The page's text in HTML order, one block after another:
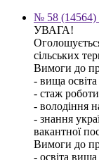
№ 58 (14564)
УВАГА!
сільських
Вимоги до
- вища освіта
- стаж
- володіння
- знання
вакантної
Вимоги до
- освіта вища